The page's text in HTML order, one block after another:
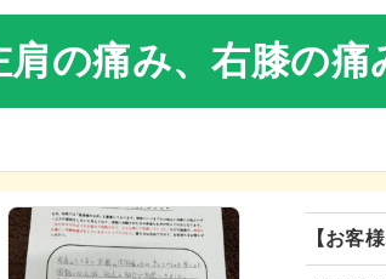
肩の痛み、右膝の痛
【お客